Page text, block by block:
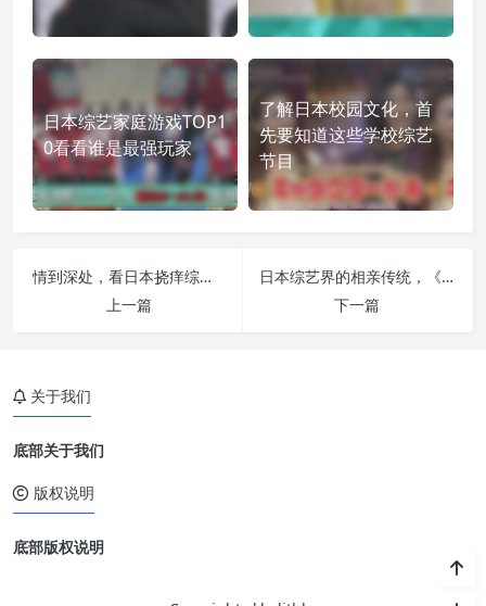
日本综艺家庭游戏TOP1
0看看谁是最强玩家
了解日本校园文化，首
先要知道这些学校综艺
节目
情到深处，看日本挠痒综艺如何将挑战大声喊出来
上一篇
日本综艺界的相亲传统，《吹吹小屋》助你找到自己的真爱
下一篇
关于我们
底部关于我们
版权说明
底部版权说明